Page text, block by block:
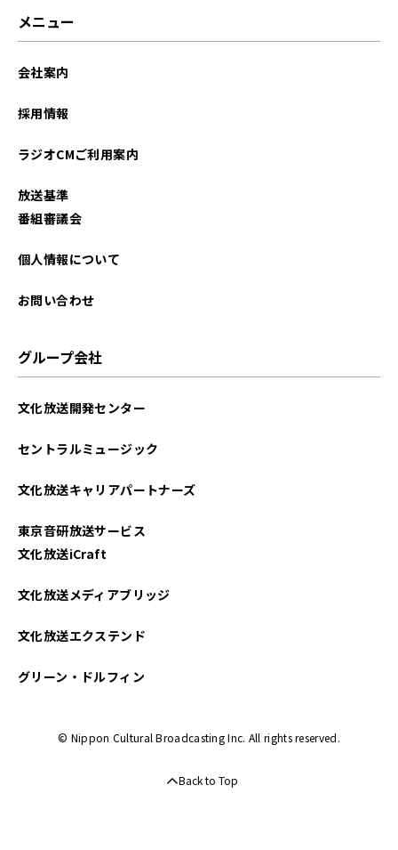
2024年07月
2024年03月
2021年09月
2021年06月
2021年04月
メニュー
会社案内
採用情報
ラジオCMご利用案内
放送基準
番組審議会
個人情報について
お問い合わせ
グループ会社
文化放送開発センター
セントラルミュージック
文化放送キャリアパートナーズ
東京音研放送サービス
文化放送iCraft
文化放送メディアブリッジ
文化放送エクステンド
グリーン・ドルフィン
© Nippon Cultural Broadcasting Inc. All rights reserved.
Back to Top